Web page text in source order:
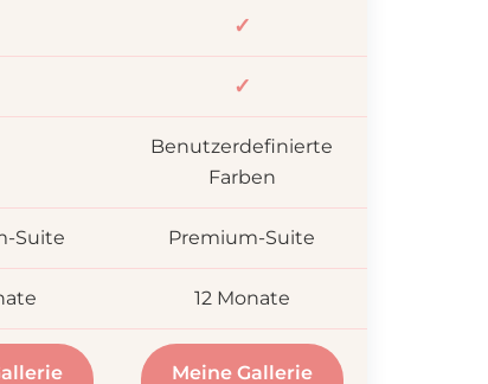
✓
✓
Benutzerdefinierte
Farben
Suite Premium-Suite
12 Monate
Meine Gallerie